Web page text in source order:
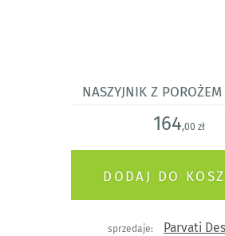
Naszyjnik z
164,00 zł
sprzedaje: Parvati